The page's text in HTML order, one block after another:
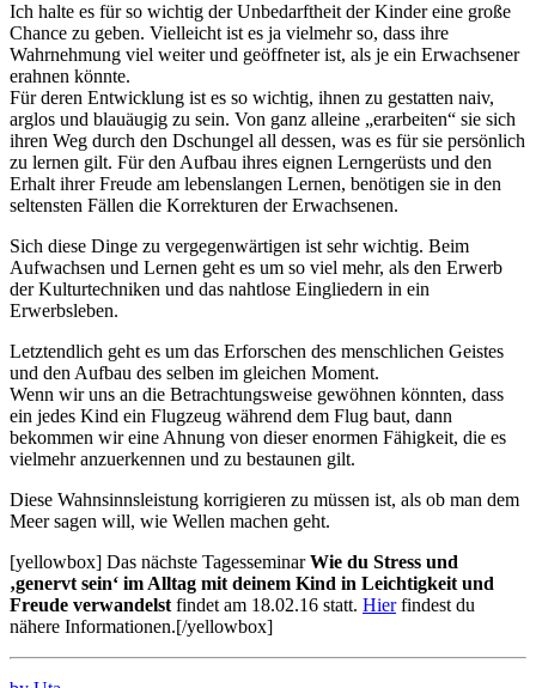
Ich halte es für so wichtig der Unbedarftheit der Kinder eine große
Chance zu geben. Vielleicht ist es ja vielmehr so, dass ihre
Wahrnehmung viel weiter und geöffneter ist, als je ein Erwachsener
erahnen könnte.
Für deren Entwicklung ist es so wichtig, ihnen zu gestatten naiv,
arglos und blauäugig zu sein. Von ganz alleine „erarbeiten“ sie sich
ihren Weg durch den Dschungel all dessen, was es für sie persönlich
zu lernen gilt. Für den Aufbau ihres eignen Lerngerüsts und den
Erhalt ihrer Freude am lebenslangen Lernen, benötigen sie in den
seltensten Fällen die Korrekturen der Erwachsenen.
Sich diese Dinge zu vergegenwärtigen ist sehr wichtig. Beim
Aufwachsen und Lernen geht es um so viel mehr, als den Erwerb
der Kulturtechniken und das nahtlose Eingliedern in ein
Erwerbsleben.
Letztendlich geht es um das Erforschen des menschlichen Geistes
und den Aufbau des selben im gleichen Moment.
Wenn wir uns an die Betrachtungsweise gewöhnen könnten, dass
ein jedes Kind ein Flugzeug während dem Flug baut, dann
bekommen wir eine Ahnung von dieser enormen Fähigkeit, die es
vielmehr anzuerkennen und zu bestaunen gilt.
Diese Wahnsinnsleistung korrigieren zu müssen ist, als ob man dem
Meer sagen will, wie Wellen machen geht.
[yellowbox] Das nächste TagesseminarWie du Stress und
‚genervt sein‘ im Alltag mit deinem Kind in Leichtigkeit und
Freude verwandelstfindet am 18.02.16 statt. Hierfindest du
nähere Informationen.[/yellowbox]